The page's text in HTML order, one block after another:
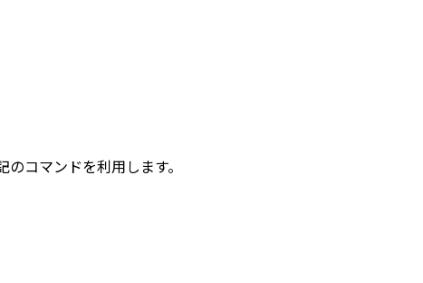
コマンドを利用します。